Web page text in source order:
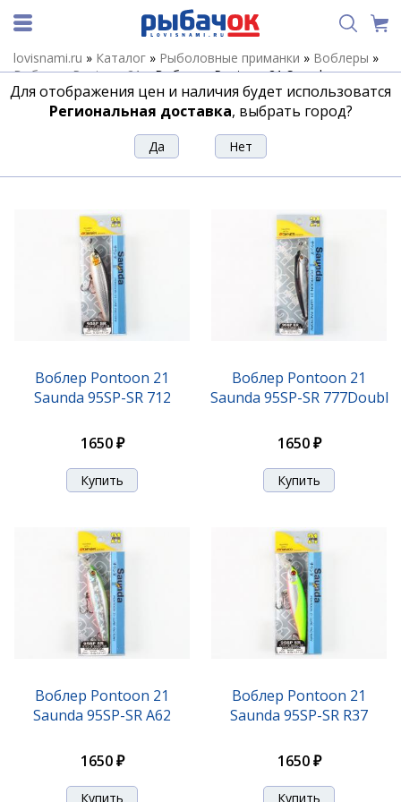
lovisnami.ru » Каталог » Рыболовные приманки » Воблеры »
Воблеры Pontoon 21»Воблеры Pontoon 21 Saunda
Воблеры Pontoon 21 Saunda
Фильтр
Воблер Pontoon 21
Saunda 95SP-SR 712
1650 ₽
Воблер Pontoon 21
Saunda 95SP-SR 777Doubl
1650 ₽
Воблер Pontoon 21
Saunda 95SP-SR A62
1650 ₽
Воблер Pontoon 21
Saunda 95SP-SR R37
1650 ₽
Для отображения цен и наличия будет использоватся
Региональная доставка, выбрать город?